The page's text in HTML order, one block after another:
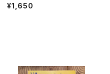
¥1,650